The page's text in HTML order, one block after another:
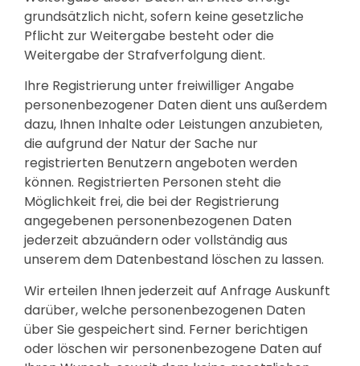
grundsätzlich nicht, sofern keine gesetzliche
Pflicht zur Weitergabe besteht oder die
Weitergabe der Strafverfolgung dient.
Ihre Registrierung unter freiwilliger Angabe
personenbezogener Daten dient uns außerdem
dazu, Ihnen Inhalte oder Leistungen anzubieten,
die aufgrund der Natur der Sache nur
registrierten Benutzern angeboten werden
können. Registrierten Personen steht die
Möglichkeit frei, die bei der Registrierung
angegebenen personenbezogenen Daten
jederzeit abzuändern oder vollständig aus
unserem dem Datenbestand löschen zu lassen.
Wir erteilen Ihnen jederzeit auf Anfrage Auskunft
darüber, welche personenbezogenen Daten
über Sie gespeichert sind. Ferner berichtigen
oder löschen wir personenbezogene Daten auf